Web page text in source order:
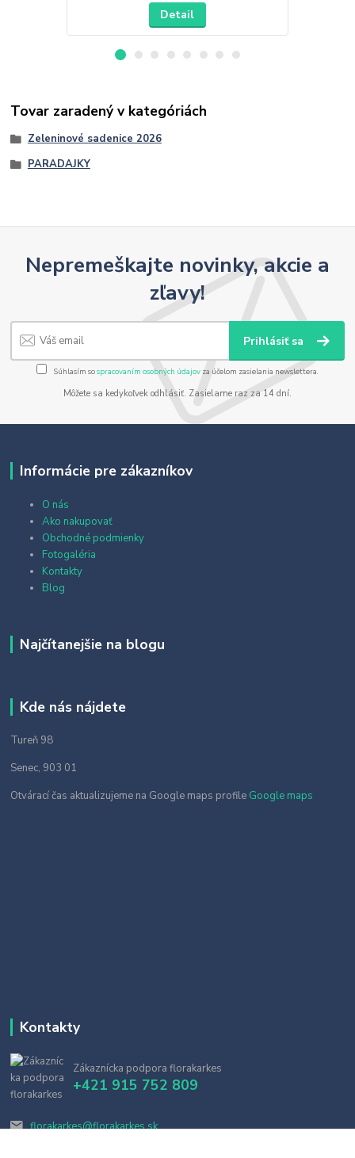
Detail
Tovar zaradený v kategóriách
Zeleninové sadenice 2026
PARADAJKY
Nepremeškajte novinky, akcie a
zľavy!
Prihlásiť sa
Súhlasím sospracovaním osobných údajov za účelom zasielania newslettera.
Môžete sa kedykoľvek odhlásiť. Zasielame raz za 14 dní.
Informácie pre zákazníkov
O nás
Ako nakupovať
Obchodné podmienky
Fotogaléria
Kontakty
Blog
Najčítanejšie na blogu
Kde nás nájdete
Tureň 98
Senec, 903 01
Otvárací čas aktualizujeme na Google maps profile Google maps
Kontakty
Zákaznícka podpora florakarkes
+421 915 752 809
florakarkes@florakarkes.sk